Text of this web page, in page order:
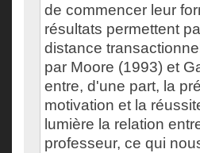
de commencer leur
résultats permettent
distance
par Moore (1993) et
entre, d'une part, la
motivation et la
lumière la relation
professeur, ce qui